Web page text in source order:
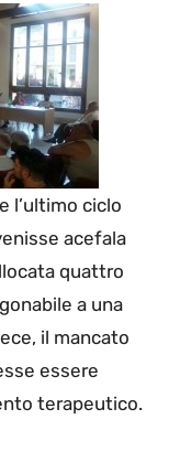
l’ultimo ciclo
acefala
quattro
a una
il mancato
essere
terapeutico.